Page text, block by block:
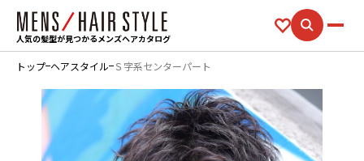
人気の髪型が見つかるメンズヘアカタログ
トップ ヘアスタイル Ｓ字系センターパート